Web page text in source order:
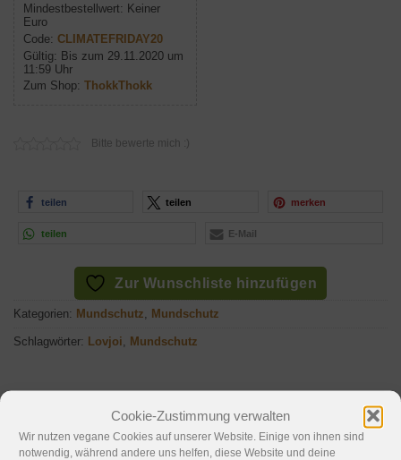
Cookie-Zustimmung verwalten
Wir nutzen vegane Cookies auf unserer Website. Einige von ihnen sind
notwendig, während andere uns helfen, diese Website und deine
Mindestbestellwert: Keiner
Euro
Code: CLIMATEFRIDAY20
Gültig: Bis zum 29.11.2020 um
11:59 Uhr
Zum Shop: ThokkThokk
Bitte bewerte mich :)
teilen teilen merken
teilen E-Mail
Zur Wunschliste hinzufügen
Kategorien: Mundschutz, Mundschutz
Schlagwörter: Lovjoi, Mundschutz
Beschreibung